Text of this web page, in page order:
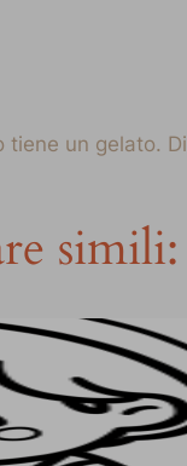
un gelato.
simili: